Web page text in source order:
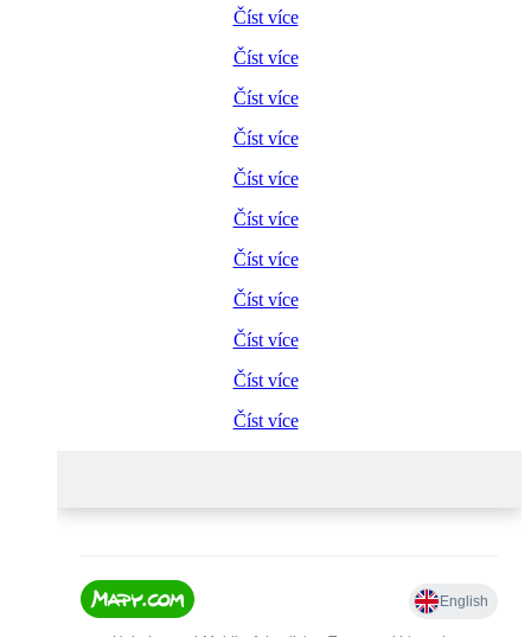
Číst více
Číst více
Číst více
Číst více
Číst více
Číst více
Číst více
Číst více
Číst více
Číst více
Číst více